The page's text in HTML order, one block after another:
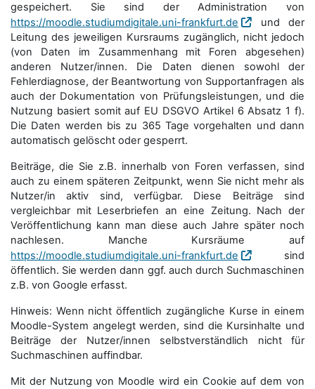
gespeichert. Sie sind der Administration von
https://moodle.studiumdigitale.uni-frankfurt.de
und der
Leitung des jeweiligen Kursraums zugänglich, nicht jedoch
(von Daten im Zusammenhang mit Foren abgesehen)
anderen Nutzer/innen. Die Daten dienen sowohl der
Fehlerdiagnose, der Beantwortung von Supportanfragen als
auch der Dokumentation von Prüfungsleistungen, und die
Nutzung basiert somit auf EU DSGVO Artikel 6 Absatz 1 f).
Die Daten werden bis zu 365 Tage vorgehalten und dann
automatisch gelöscht oder gesperrt.
Beiträge, die Sie z.B. innerhalb von Foren verfassen, sind
auch zu einem späteren Zeitpunkt, wenn Sie nicht mehr als
Nutzer/in aktiv sind, verfügbar. Diese Beiträge sind
vergleichbar mit Leserbriefen an eine Zeitung. Nach der
Veröffentlichung kann man diese auch Jahre später noch
nachlesen. Manche Kursräume auf
https://moodle.studiumdigitale.uni-frankfurt.de
sind
öffentlich. Sie werden dann ggf. auch durch Suchmaschinen
z.B. von Google erfasst.
Hinweis: Wenn nicht öffentlich zugängliche Kurse in einem
Moodle-System angelegt werden, sind die Kursinhalte und
Beiträge der Nutzer/innen selbstverständlich nicht für
Suchmaschi­nen auffindbar.
Mit der Nutzung von Moodle wird ein Cookie auf dem von